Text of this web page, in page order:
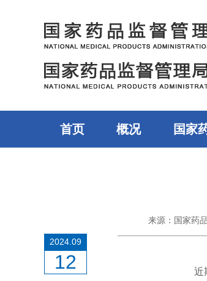
首页 概况 国家
2024.09
12
来源：国家药
近